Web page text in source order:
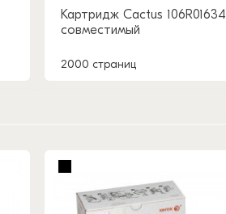
Картридж Cactus 106R01634
совместимый
2000 страниц